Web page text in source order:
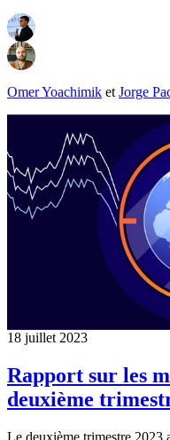
Omer Yoachimik etJorge
18 juillet 2023
Rapport sur les
deuxième